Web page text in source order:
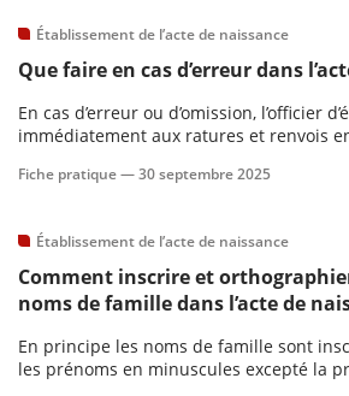
Établissement de l’acte de naissance
Que faire en cas d’erreur dans
En cas d’erreur ou d’omission, l’officier
immédiatement aux ratures et renvois en
ou de constat tardif de l’erreur.
Fiche pratique —30 septembre 2025
Établissement de l’acte de naissance
Comment inscrire et
noms de famille dans l’acte de
En principe les noms de famille sont
les prénoms en minuscules excepté la